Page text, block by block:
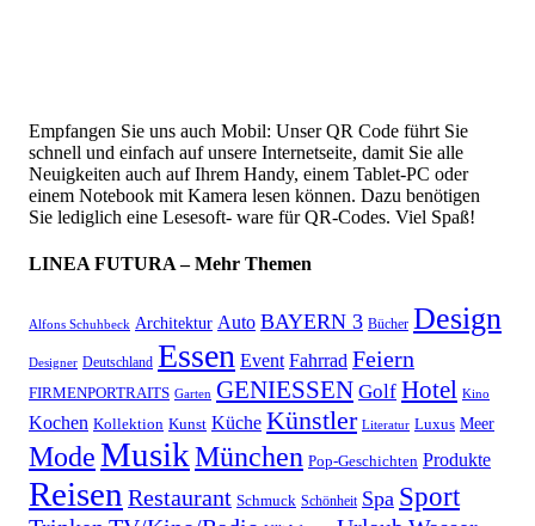
Empfangen Sie uns auch Mobil: Unser QR Code führt Sie
schnell und einfach auf unsere Internetseite, damit Sie alle
Neuigkeiten auch auf Ihrem Handy, einem Tablet-PC oder
einem Notebook mit Kamera lesen können. Dazu benötigen
Sie lediglich eine Lesesoft- ware für QR-Codes. Viel Spaß!
LINEA FUTURA – Mehr Themen
Alfons Schuhbeck Architektur Auto BAYERN 3 Bücher Design
Designer Deutschland Essen Event Fahrrad Feiern
FIRMENPORTRAITS Garten GENIESSEN Golf Hotel Kino
Kochen Kollektion Kunst Küche Künstler Literatur Luxus Meer
ModeMusikMünchen Pop-Geschichten Produkte
Reisen Restaurant Schmuck Schönheit Spa Sport